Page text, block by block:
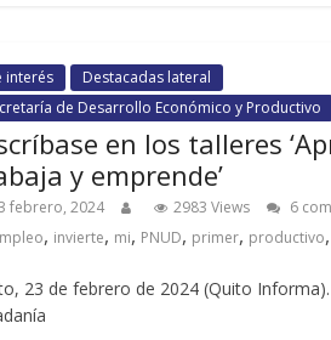
interés
Destacadas lateral
de Desarrollo Económico y Productivo
en los talleres
y emprende’
febrero, 2024 2983 Views
6
, invierte, mi, PNUD, primer, productivo,
23 de febrero de 2024 (Quito